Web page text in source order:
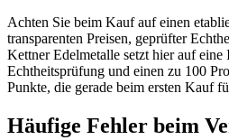
Achten Sie beim Kauf auf einen
transparenten Preisen, geprüfter
Kettner Edelmetalle setzt hier auf
Echtheitsprüfung und einen zu 100
Punkte, die gerade beim ersten Kauf
Häufige Fehler beim